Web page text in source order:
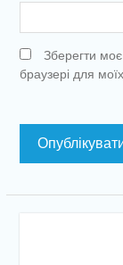
Зберегти
браузері для